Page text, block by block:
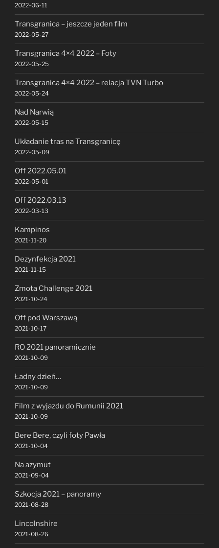
2022-06-11
Transgranica – jeszcze jeden film
2022-05-27
Transgranica 4×4 2022 – Foty
2022-05-25
Transgranica 4×4 2022 – relacja TVN Turbo
2022-05-24
Nad Narwią
2022-05-15
Układanie tras na Transgranicę
2022-05-09
Off 2022.05.01
2022-05-01
Off 2022.03.13
2022-03-13
Kampinos
2021-11-20
Dezynfekcja 2021
2021-11-15
Zmota Challenge 2021
2021-10-24
Off pod Warszawą
2021-10-17
RO 2021 panoramicznie
2021-10-09
Ładny dzień…
2021-10-09
Film z wyjazdu do Rumunii 2021
2021-10-09
Bere Bere, czyli foty Pawła
2021-10-04
Na azymut
2021-09-04
Szkocja 2021 – panoramy
2021-08-28
Lincolnshire
2021-08-26